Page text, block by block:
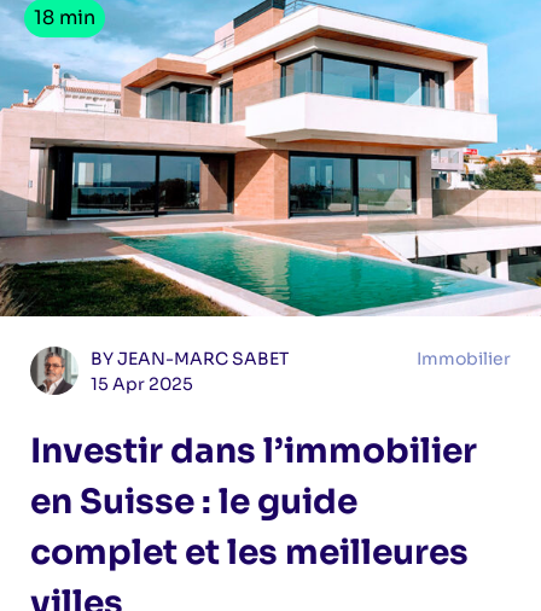
18 min
BY JEAN-MARC SABET
15 Apr 2025
Immobilier
Investir dans l’immobilier
en Suisse : le guide
complet et les meilleures